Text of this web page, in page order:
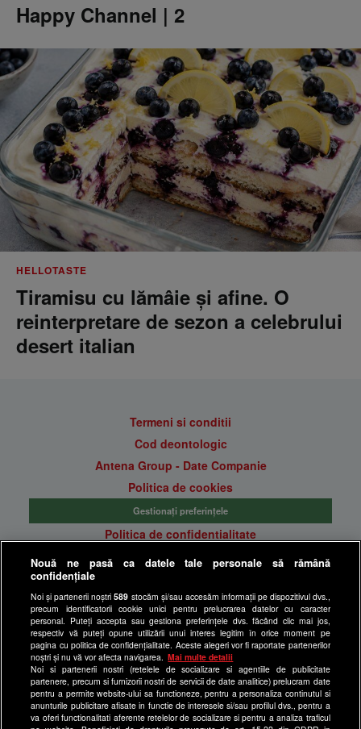
Happy Channel | 2
HELLOTASTE
Tiramisu cu lămâie și afine. O
reinterpretare de sezon a celebrului
desert italian
Termeni si conditii
Cod deontologic
Antena Group - Date Companie
Politica de cookies
Gestionați preferințele
Politica de confidentialitate
Anunturi gratuite pe Lajumate.ro
Program Happy Channel
Echipa editorială
Site-uri Antena Group
a1.ro
antenastars.ro
as.ro
Nouă ne pasă ca datele tale personale să rămână
confidențiale
Noi și partenerii noștri589 stocăm și/sau accesăm informații pe dispozitivul dvs.,
precum identificatorii cookie unici pentru prelucrarea datelor cu caracter
personal. Puteți accepta sau gestiona preferințele dvs. făcând clic mai jos,
respectiv vă puteți opune utilizării unui interes legitim în orice moment pe
pagina cu politica de confidențialitate. Aceste alegeri vor fi raportate partenerilor
noștri și nu vă vor afecta navigarea.
Mai multe detalii
Noi si partenerii nostri (retelele de socializare si agentiile de publicitate
partenere, precum si furnizorii nostri de servicii de date analitice) prelucram date
pentru a permite website-ului sa functioneze, pentru a personaliza continutul si
anunturile publicitare afisate in functie de interesele si/sau profilul dvs., pentru a
va oferi functionalitati aferente retelelor de socializare si pentru a analiza traficul